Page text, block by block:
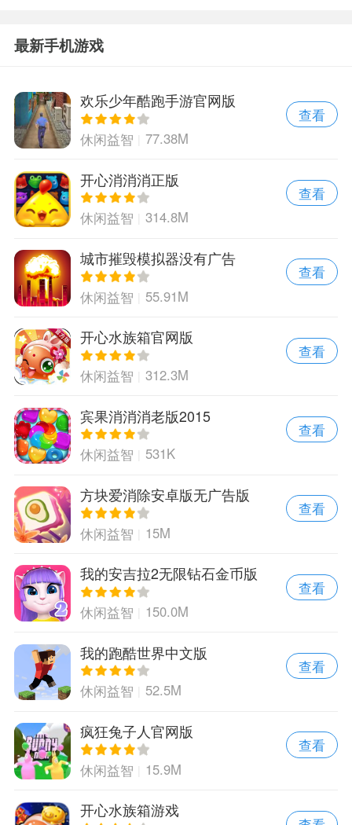
最新手机游戏
欢乐少年酷跑手游官网版
休闲益智 77.38M
查看
开心消消消正版
休闲益智 314.8M
查看
城市摧毁模拟器没有广告
休闲益智 55.91M
查看
开心水族箱官网版
休闲益智 312.3M
查看
宾果消消消老版2015
休闲益智 531K
查看
方块爱消除安卓版无广告版
休闲益智 15M
查看
我的安吉拉2无限钻石金币版
休闲益智 150.0M
查看
我的跑酷世界中文版
休闲益智 52.5M
查看
疯狂兔子人官网版
休闲益智 15.9M
查看
开心水族箱游戏